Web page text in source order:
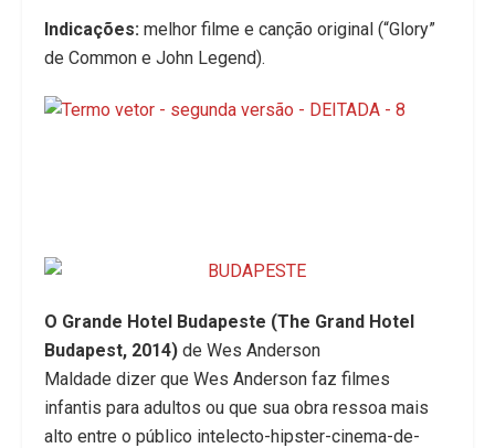
Indicações: melhor filme e canção original (“Glory”
de Common e John Legend).
O Grande Hotel Budapeste (The Grand Hotel
Budapest, 2014) de Wes Anderson
Maldade dizer que Wes Anderson faz filmes
infantis para adultos ou que sua obra ressoa mais
alto entre o público intelecto-hipster-cinema-de-